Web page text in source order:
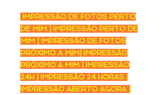
IMPRESSÃO DE FOTOS PERTO
DE MIM | IMPRESSÃO PERTO DE
MIM | IMPRESSÃO DE FOTOS
PRÓXIMO A MIM| IMPRESSÃO
PRÓXIMO A MIM | IMPRESSÃO
24H | IMPRESSÃO 24 HORAS |
IMPRESSÃO ABERTO AGORA |